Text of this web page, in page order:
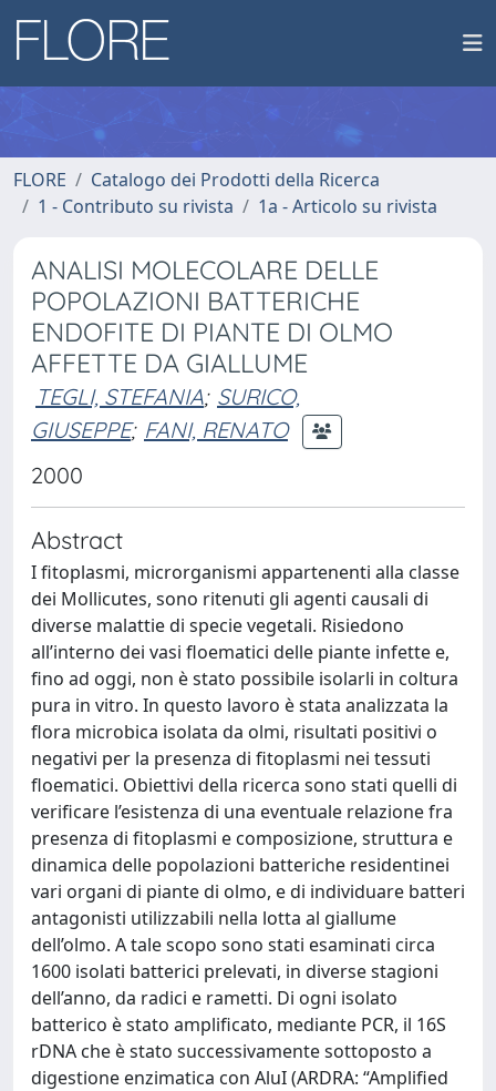
FLORE
Catalogo dei Prodotti della Ricerca
1 - Contributo su rivista
1a - Articolo su rivista
ANALISI MOLECOLARE DELLE
POPOLAZIONI BATTERICHE
ENDOFITE DI PIANTE DI OLMO
AFFETTE DA GIALLUME
TEGLI, STEFANIA; SURICO,
GIUSEPPE; FANI, RENATO
2000
Abstract
I fitoplasmi, microrganismi appartenenti alla classe
dei Mollicutes, sono ritenuti gli agenti causali di
diverse malattie di specie vegetali. Risiedono
all’interno dei vasi floematici delle piante infette e,
fino ad oggi, non è stato possibile isolarli in coltura
pura in vitro. In questo lavoro è stata analizzata la
flora microbica isolata da olmi, risultati positivi o
negativi per la presenza di fitoplasmi nei tessuti
floematici. Obiettivi della ricerca sono stati quelli di
verificare l’esistenza di una eventuale relazione fra
presenza di fitoplasmi e composizione, struttura e
dinamica delle popolazioni batteriche residentinei
vari organi di piante di olmo, e di individuare batteri
antagonisti utilizzabili nella lotta al giallume
dell’olmo. A tale scopo sono stati esaminati circa
1600 isolati batterici prelevati, in diverse stagioni
dell’anno, da radici e rametti. Di ogni isolato
batterico è stato amplificato, mediante PCR, il 16S
rDNA che è stato successivamente sottoposto a
digestione enzimatica con AluI (ARDRA: “Amplified